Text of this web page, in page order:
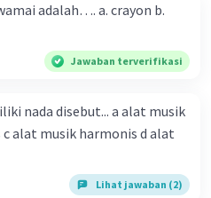
adalah…. a. crayon b.
Jawaban terverifikasi
nada disebut... a alat musik
alat musik harmonis d alat
Lihat jawaban (2)